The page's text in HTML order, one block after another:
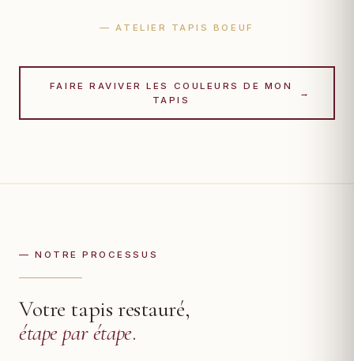
— ATELIER TAPIS BOEUF
FAIRE RAVIVER LES COULEURS DE MON
TAPIS
→
— NOTRE PROCESSUS
Votre tapis restauré,
étape par étape.